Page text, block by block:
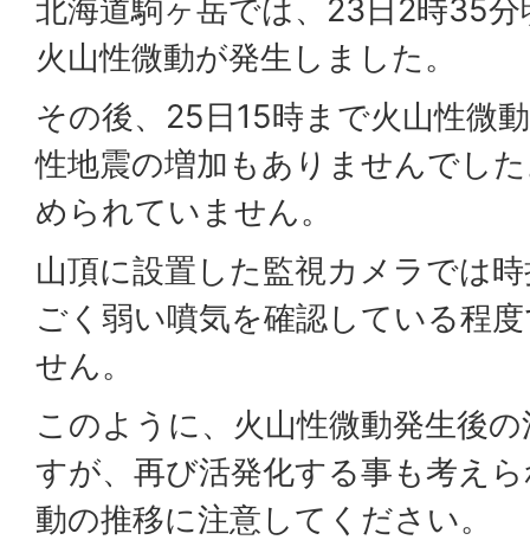
北海道駒ヶ岳では、23日2時35
火山性微動が発生しました。
その後、25日15時まで火山性微
性地震の増加もありませんでし
められていません。
山頂に設置した監視カメラでは
ごく弱い噴気を確認している程
せん。
このように、火山性微動発生後
すが、再び活発化する事も考え
動の推移に注意してください。